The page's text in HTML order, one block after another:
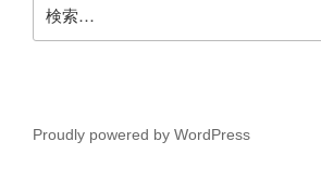
索:
Proudly powered by WordPress